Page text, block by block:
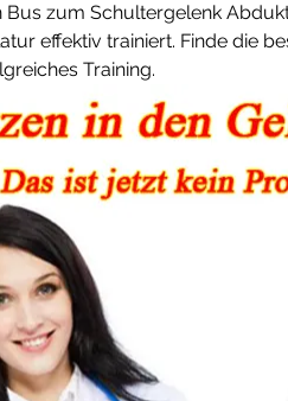
Bus zum Schultergelenk
effektiv trainiert. Finde die
Training.